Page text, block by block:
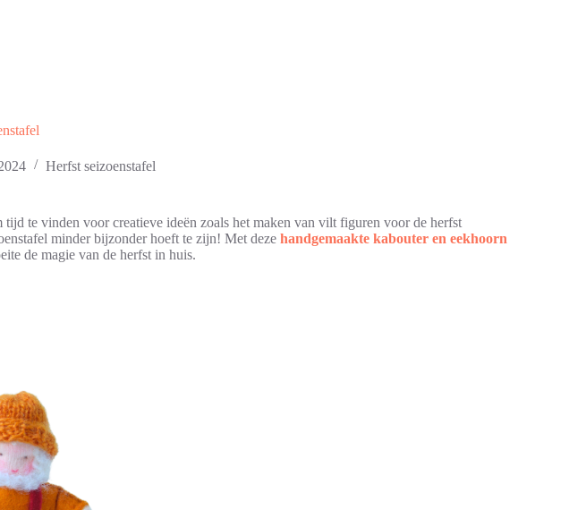
Herfst seizoenstafel
te vinden voor creatieve ideën zoals het maken van vilt figuren voor de herfst
minder bijzonder hoeft te zijn! Met deze handgemaakte kabouter en eekhoorn
de magie van de herfst in huis.